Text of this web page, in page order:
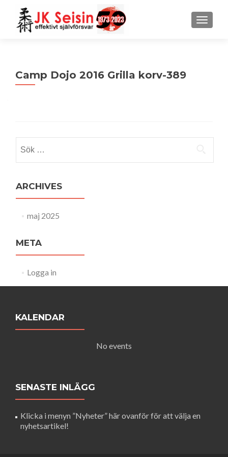
MENU
Camp Dojo 2016 Grilla korv-389
efter:
ARCHIVES
maj 2025
META
Logga in
KALENDAR
No events
SENASTE INLÄGG
Klicka i menyn ”Nyheter” här ovanför för att välja en
nyhetsartikel!